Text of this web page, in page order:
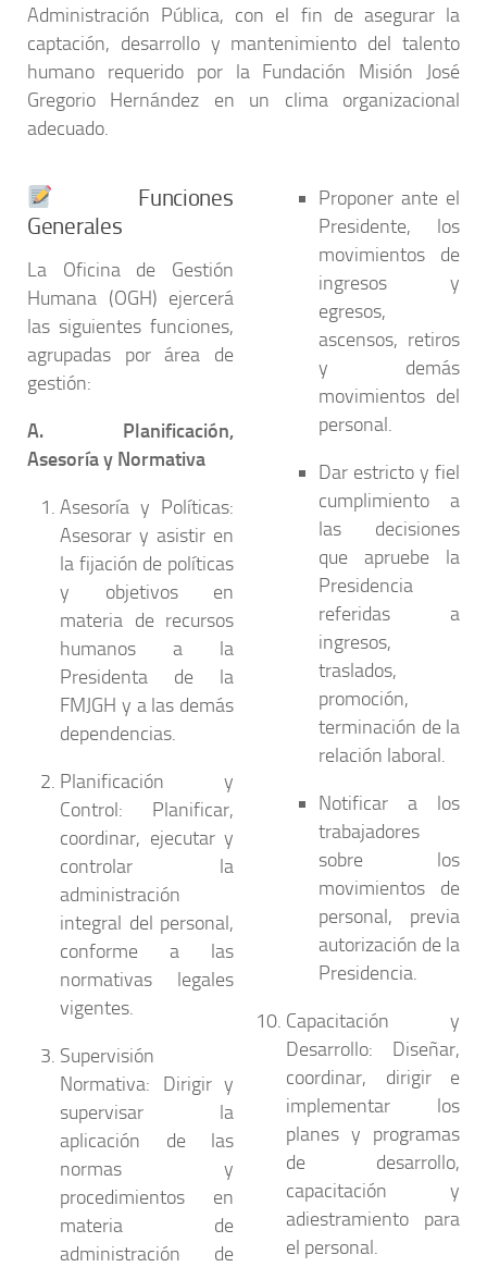
Administración Pública, con el fin de asegurar la
captación, desarrollo y mantenimiento del talento
humano requerido por la Fundación Misión José
Gregorio Hernández en un clima organizacional
adecuado.
Funciones
Generales
La Oficina de Gestión
Humana (OGH) ejercerá
las siguientes funciones,
agrupadas por área de
gestión:
A. Planificación,
Asesoría y Normativa
Asesoría y Políticas:
Asesorar y asistir en
la fijación de políticas
y objetivos en
materia de recursos
humanos a la
Presidenta de la
FMJGH y a las demás
dependencias.
Planificación y
Control: Planificar,
coordinar, ejecutar y
controlar la
administración
integral del personal,
conforme a las
normativas legales
vigentes.
Supervisión
Normativa: Dirigir y
supervisar la
aplicación de las
normas y
procedimientos en
materia de
administración de
Proponer ante el
Presidente, los
movimientos de
ingresos y
egresos,
ascensos, retiros
y demás
movimientos del
personal.
Dar estricto y fiel
cumplimiento a
las decisiones
que apruebe la
Presidencia
referidas a
ingresos,
traslados,
promoción,
terminación de la
relación laboral.
Notificar a los
trabajadores
sobre los
movimientos de
personal, previa
autorización de la
Presidencia.
Capacitación y
Desarrollo: Diseñar,
coordinar, dirigir e
implementar los
planes y programas
de desarrollo,
capacitación y
adiestramiento para
el personal.